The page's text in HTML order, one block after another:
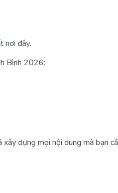
nơi đây.
Bình 2026:
dựng mọi nội dung mà bạn